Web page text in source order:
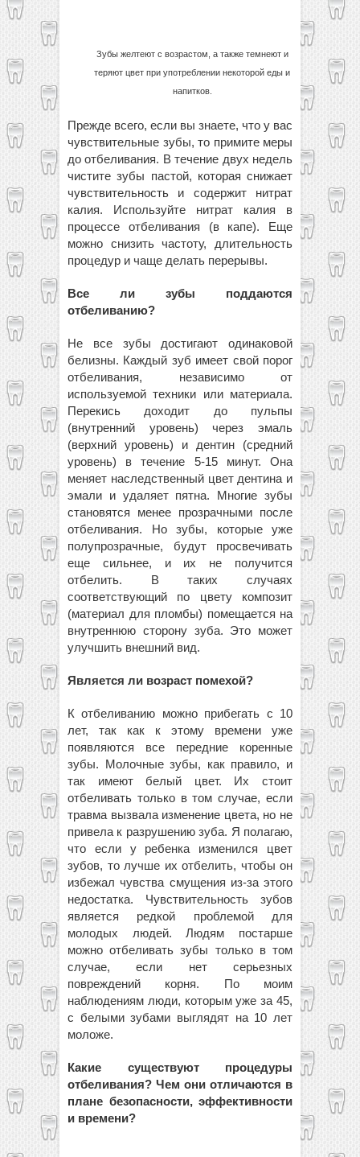
Зубы желтеют с возрастом, а также темнеют и
теряют цвет при употреблении некоторой еды и
напитков.
Прежде всего, если вы знаете, что у вас
чувствительные зубы, то примите меры
до отбеливания. В течение двух недель
чистите зубы пастой, которая снижает
чувствительность и содержит нитрат
калия. Используйте нитрат калия в
процессе отбеливания (в капе). Еще
можно снизить частоту, длительность
процедур и чаще делать перерывы.
Все ли зубы поддаются
отбеливанию?
Не все зубы достигают одинаковой
белизны. Каждый зуб имеет свой порог
отбеливания, независимо от
используемой техники или материала.
Перекись доходит до пульпы
(внутренний уровень) через эмаль
(верхний уровень) и дентин (средний
уровень) в течение 5-15 минут. Она
меняет наследственный цвет дентина и
эмали и удаляет пятна. Многие зубы
становятся менее прозрачными после
отбеливания. Но зубы, которые уже
полупрозрачные, будут просвечивать
еще сильнее, и их не получится
отбелить. В таких случаях
соответствующий по цвету композит
(материал для пломбы) помещается на
внутреннюю сторону зуба. Это может
улучшить внешний вид.
Является ли возраст помехой?
К отбеливанию можно прибегать с 10
лет, так как к этому времени уже
появляются все передние коренные
зубы. Молочные зубы, как правило, и
так имеют белый цвет. Их стоит
отбеливать только в том случае, если
травма вызвала изменение цвета, но не
привела к разрушению зуба. Я полагаю,
что если у ребенка изменился цвет
зубов, то лучше их отбелить, чтобы он
избежал чувства смущения из-за этого
недостатка. Чувствительность зубов
является редкой проблемой для
молодых людей. Людям постарше
можно отбеливать зубы только в том
случае, если нет серьезных
повреждений корня. По моим
наблюдениям люди, которым уже за 45,
с белыми зубами выглядят на 10 лет
моложе.
Какие существуют процедуры
отбеливания? Чем они отличаются в
плане безопасности, эффективности
и времени?